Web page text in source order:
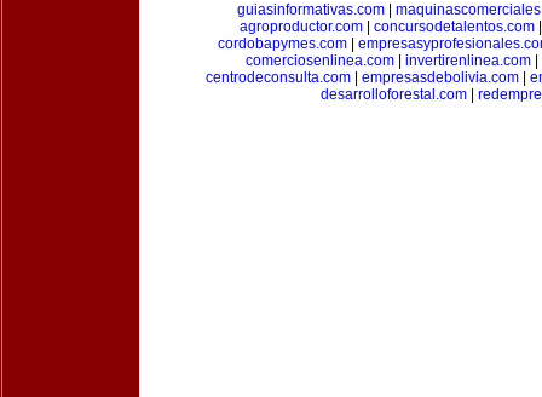
guiasinformativas.com
agroproductor.com
concursodetalentos.com
cordobapymes.com|
comerciosenlinea.com
invertirenlinea.com
centrodeconsulta.com
empresasdebolivia.com
desarrolloforestal.com